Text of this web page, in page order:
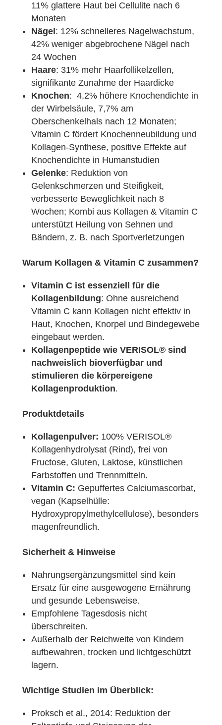
11% glattere Haut bei Cellulite nach 6
Monaten
Nägel : 12% schnelleres Nagelwachstum,
42% weniger abgebrochene Nägel nach
24 Wochen
Haare: 31% mehr Haarfollikelzellen,
signifikante Zunahme der Haardicke
Knochen: 4,2% höhere Knochendichte in
der Wirbelsäule, 7,7% am
Oberschenkelhals nach 12 Monaten;
Vitamin C fördert Knochenneubildung und
Kollagen-Synthese, positive Effekte auf
Knochendichte in Humanstudien
Gelenke: Reduktion von
Gelenkschmerzen und Steifigkeit,
verbesserte Beweglichkeit nach 8
Wochen; Kombi aus Kollagen & Vitamin C
unterstützt Heilung von Sehnen und
Bändern, z. B. nach Sportverletzungen
Warum Kollagen & Vitamin C zusammen?
Vitamin C ist essenziell für die
Kollagenbildung: Ohne ausreichend
Vitamin C kann Kollagen nicht effektiv in
Haut, Knochen, Knorpel und Bindegewebe
eingebaut werden.
Kollagenpeptide wie VERISOL® sind
nachweislich bioverfügbar und
stimulieren die körpereigene
Kollagenproduktion.
Produktdetails
Kollagenpulver: 100% VERISOL®
Kollagenhydrolysat (Rind), frei von
Fructose, Gluten, Laktose, künstlichen
Farbstoffen und Trennmitteln.
Vitamin C: Gepuffertes Calciumascorbat,
vegan (Kapselhülle:
Hydroxypropylmethylcellulose), besonders
magenfreundlich.
Sicherheit & Hinweise
Nahrungsergänzungsmittel sind kein
Ersatz für eine ausgewogene Ernährung
und gesunde Lebensweise.
Empfohlene Tagesdosis nicht
überschreiten.
Außerhalb der Reichweite von Kindern
aufbewahren, trocken und lichtgeschützt
lagern.
Wichtige Studien im Überblick:
Proksch et al., 2014: Reduktion der